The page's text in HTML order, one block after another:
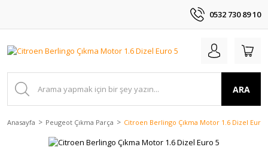
0532 730 89 10
ARA
Anasayfa Peugeot Çıkma Parça Citroen Berlingo Çıkma Motor 1.6 Dizel Euro